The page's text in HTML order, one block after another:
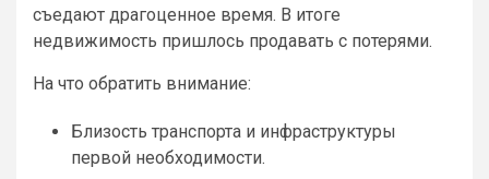
съедают драгоценное время. В итоге
недвижимость пришлось продавать с потерями.
На что обратить внимание:
Близость транспорта и инфраструктуры
первой необходимости.